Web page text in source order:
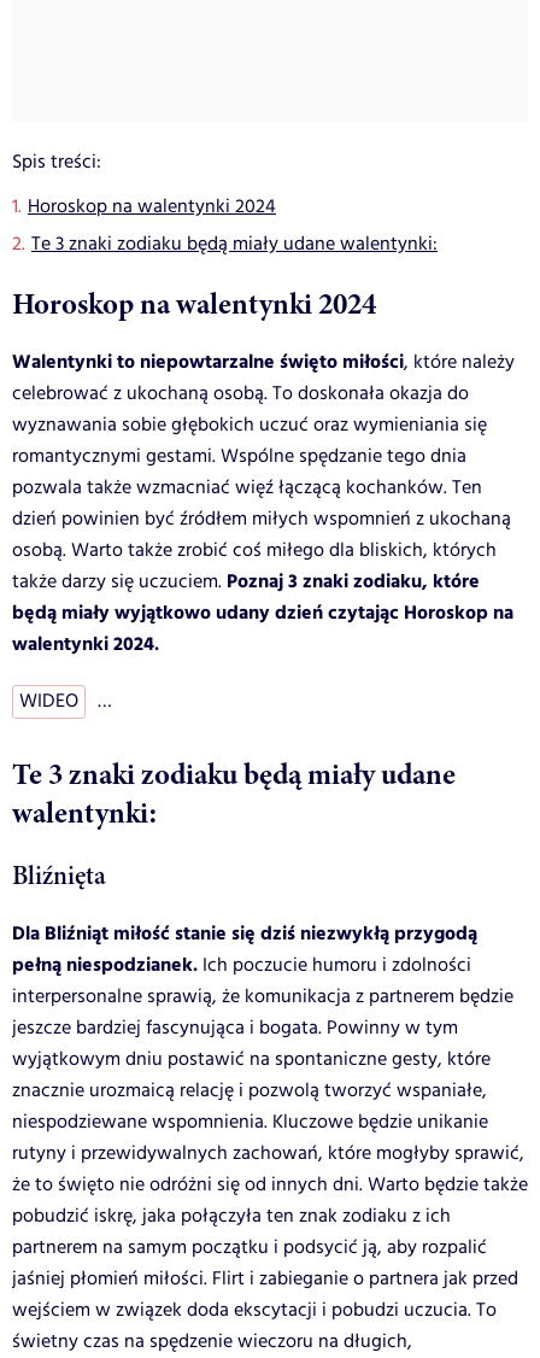
Spis treści:
Horoskop na walentynki 2024
Te 3 znaki zodiaku będą miały udane walentynki:
Horoskop na walentynki 2024
Walentynki to niepowtarzalne święto miłości, które należy
celebrować z ukochaną osobą. To doskonała okazja do
wyznawania sobie głębokich uczuć oraz wymieniania się
romantycznymi gestami. Wspólne spędzanie tego dnia
pozwala także wzmacniać więź łączącą kochanków. Ten
dzień powinien być źródłem miłych wspomnień z ukochaną
osobą. Warto także zrobić coś miłego dla bliskich, których
także darzy się uczuciem. Poznaj 3 znaki zodiaku, które
będą miały wyjątkowo udany dzień czytając Horoskop na
walentynki 2024.
WIDEO …
Te 3 znaki zodiaku będą miały udane
walentynki:
Bliźnięta
Dla Bliźniąt miłość stanie się dziś niezwykłą przygodą
pełną niespodzianek. Ich poczucie humoru i zdolności
interpersonalne sprawią, że komunikacja z partnerem będzie
jeszcze bardziej fascynująca i bogata. Powinny w tym
wyjątkowym dniu postawić na spontaniczne gesty, które
znacznie urozmaicą relację i pozwolą tworzyć wspaniałe,
niespodziewane wspomnienia. Kluczowe będzie unikanie
rutyny i przewidywalnych zachowań, które mogłyby sprawić,
że to święto nie odróżni się od innych dni. Warto będzie także
pobudzić iskrę, jaka połączyła ten znak zodiaku z ich
partnerem na samym początku i podsycić ją, aby rozpalić
jaśniej płomień miłości. Flirt i zabieganie o partnera jak przed
wejściem w związek doda ekscytacji i pobudzi uczucia. To
świetny czas na spędzenie wieczoru na długich,